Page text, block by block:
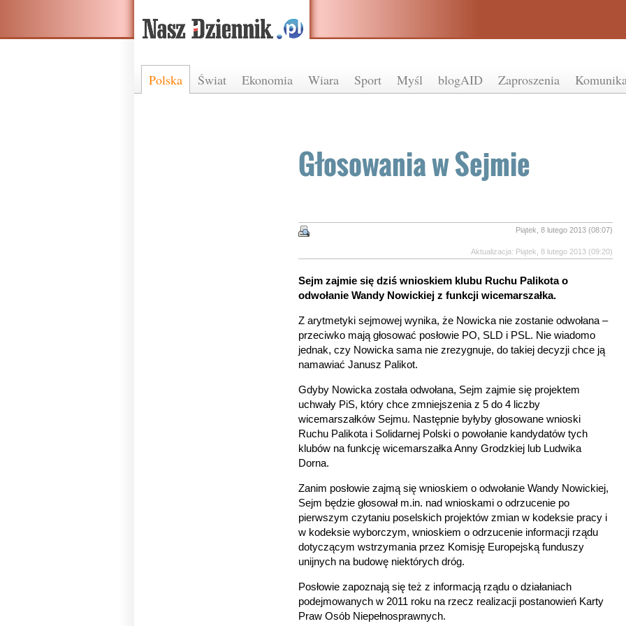
Polska Świat Ekonomia Wiara Sport Myśl blogAID Zaproszenia
Głosowania w Sejmie
Piątek, 8 lutego 2013 (08:07)
Aktualizacja: Piątek, 8 lutego 2013 (09:20)
Sejm zajmie się dziś wnioskiem klubu Ruchu Palikota o
odwołanie Wandy Nowickiej z funkcji wicemarszałka.
Z arytmetyki sejmowej wynika, że Nowicka nie zostanie odwołana –
przeciwko mają głosować posłowie PO, SLD i PSL. Nie wiadomo
jednak, czy Nowicka sama nie zrezygnuje, do takiej decyzji chce ją
namawiać Janusz Palikot.
Gdyby Nowicka została odwołana, Sejm zajmie się projektem
uchwały PiS, który chce zmniejszenia z 5 do 4 liczby
wicemarszałków Sejmu. Następnie byłyby głosowane wnioski
Ruchu Palikota i Solidarnej Polski o powołanie kandydatów tych
klubów na funkcję wicemarszałka Anny Grodzkiej lub Ludwika
Dorna.
Zanim posłowie zajmą się wnioskiem o odwołanie Wandy Nowickiej,
Sejm będzie głosował m.in. nad wnioskami o odrzucenie po
pierwszym czytaniu poselskich projektów zmian w kodeksie pracy i
w kodeksie wyborczym, wnioskiem o odrzucenie informacji rządu
dotyczącym wstrzymania przez Komisję Europejską funduszy
unijnych na budowę niektórych dróg.
Posłowie zapoznają się też z informacją rządu o działaniach
podejmowanych w 2011 roku na rzecz realizacji postanowień Karty
Praw Osób Niepełnosprawnych.